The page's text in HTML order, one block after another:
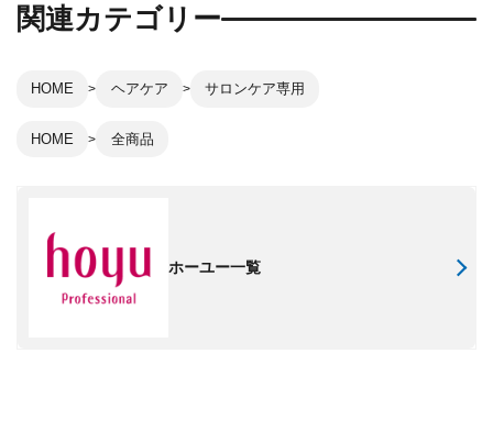
関連カテゴリー
HOME ヘアケア サロンケア専用
HOME 全商品
ホーユー一覧